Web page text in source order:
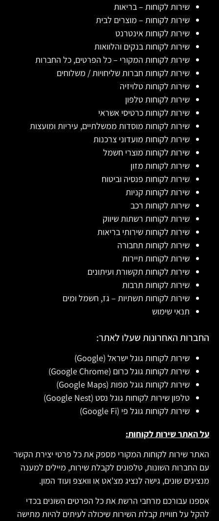
שירות לקוחות – בריאות
שירות לקוחות – מוצרים לבית
שירות לקוחות אינטרנט
שירות לקוחות בנקים והלוואות
שירות לקוחות המקורי – כל הפרטים, כל החברות
שירות לקוחות חברות שליחויות / משלוחים
שירות לקוחות טלויזיה
שירות לקוחות טלפון
שירות לקוחות כרטיסי אשראי
שירות לקוחות מוסדות ממשלתיים, עיריות ומועצות
שירות לקוחות מועדוני צרכנות
שירות לקוחות מוצרי חשמל
שירות לקוחות מזון
שירות לקוחות פנסיה וביטוח
שירות לקוחות קניות
שירות לקוחות רכב
שירות לקוחות רשתות שיווק
שירות לקוחות שירותי בריאות
שירות לקוחות תחבורה
שירות לקוחות תיירות
שירות לקוחות תקשורת ועיתונים
שירות לקוחות תרבות
שירות לקוחות תשתיות – גז, חשמל ומים
תנאי שימוש
החברות האחרונות שעלו לאתר:
שירות לקוחות גוגל ישראל (Google)
שירות לקוחות גוגל כרום (Google Chrome)
שירות לקוחות גוגל מפות (Google Maps)
טלפון שירות לקוחות גוגל נסט (Google Nest)
שירות לקוחות גוגל פי (Google Fi)
על האתר שירות לקוחות:
האתר שירות לקוחות המקורי מספק את כל פרטי יצירת הקשר
עם החברות השונות, טלפונים לקבלת שירות, מיילים למענה
מנציגים שונים, גישה לנציג מצ'אט או וואצפ ועוד המון.
אספנו עבורכם מרחבי הרשת את כל הפרטים השונים בכדי
להקל על חוויית קבלת השירות שיכולה לעיתים להיות מתישה